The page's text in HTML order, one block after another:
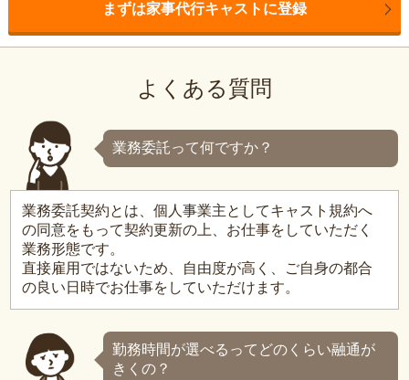
まずは家事代行キャストに登録
よくある質問
業務委託って何ですか？
業務委託契約とは、個人事業主としてキャスト規約へ
の同意をもって契約更新の上、お仕事をしていただく
業務形態です。
直接雇用ではないため、自由度が高く、ご自身の都合
の良い日時でお仕事をしていただけます。
勤務時間が選べるってどのくらい融通が
きくの？